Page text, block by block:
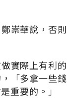
崇華說，否則
實際上有利的
「多拿一些錢
重要的。」